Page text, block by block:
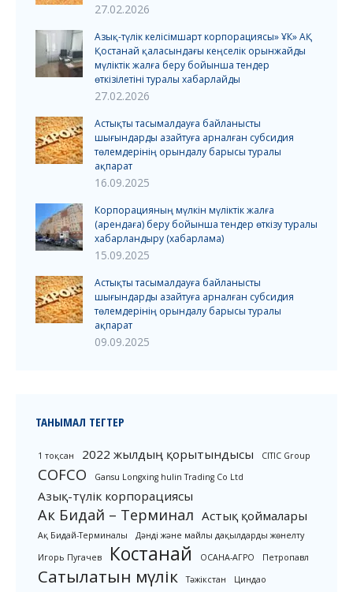
27.02.2026
Азық-түлік келісімшарт корпорациясы» ҰК» АҚ
Қостанай қаласындағы кеңселік орынжайды
мүліктік жалға беру бойынша тендер
өткізілетіні туралы хабарлайды
27.02.2026
Астықты тасымалдауға байланысты
шығындарды азайтуға арналған субсидия
төлемдерінің орындалу барысы туралы
ақпарат
16.09.2025
Корпорацияның мүлкін мүліктік жалға
(арендаға) беру бойынша тендер өткізу туралы
хабарландыру (хабарлама)
15.09.2025
Астықты тасымалдауға байланысты
шығындарды азайтуға арналған субсидия
төлемдерінің орындалу барысы туралы
ақпарат
09.09.2025
ТАНЫМАЛ ТЕГТЕР
1 тоқсан 2022 жылдың қорытындысы CITIC Group
COFCO Gansu Longxing hulin Trading Co Ltd
Азық-түлік корпорациясы
Ак Бидай – Терминал Астық қоймалары
Ақ Бидай-Терминалы
Дәнді және майлы дақылдарды жөнелту
Игорь Пугачев
Костанай ОСАНА-АГРО Петропавл
Сатылатын мүлік Тәжікстан
Циндао